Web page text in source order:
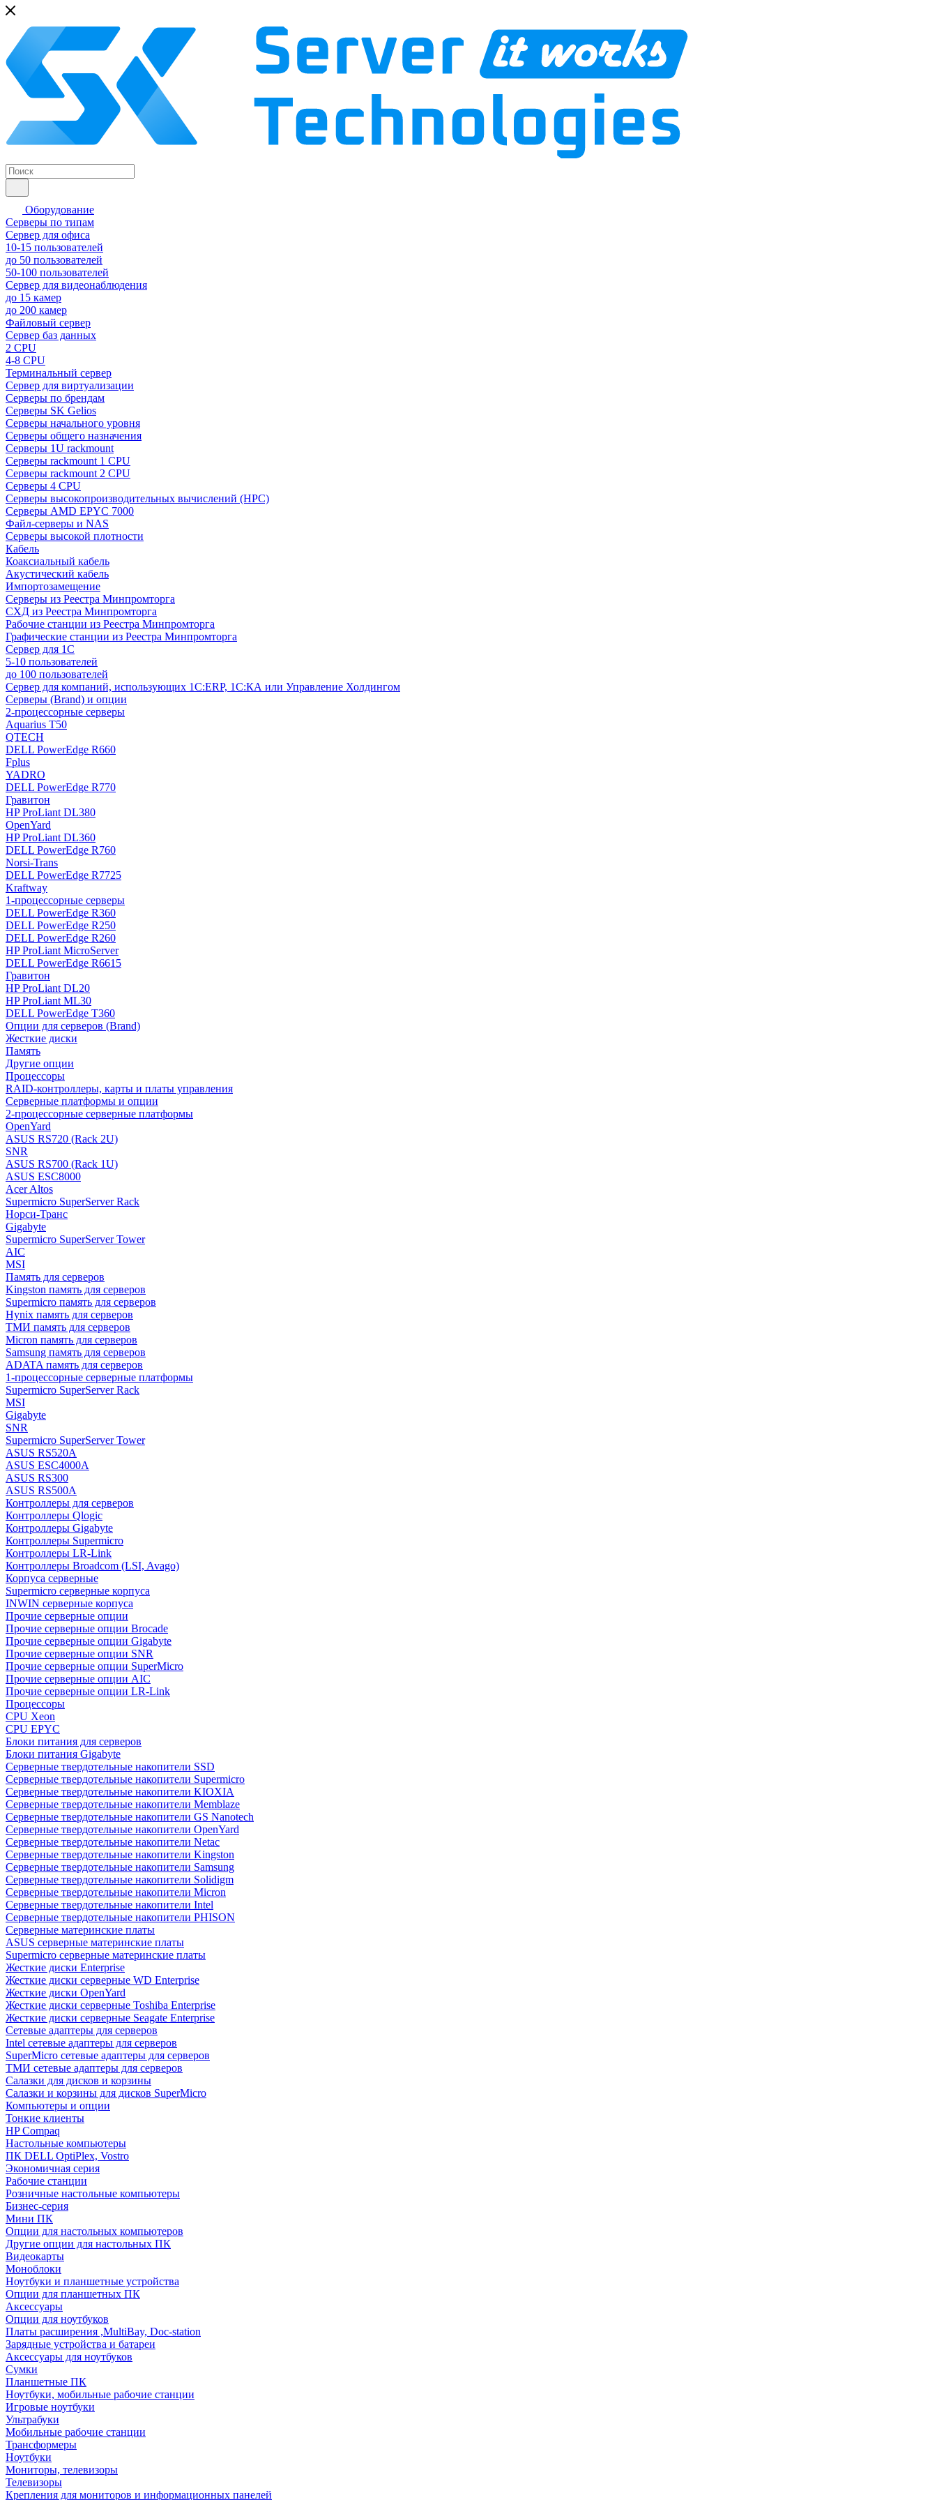
Оборудование
Серверы по типам
Сервер для офиса
10-15 пользователей
до 50 пользователей
50-100 пользователей
Сервер для видеонаблюдения
до 15 камер
до 200 камер
Файловый сервер
Сервер баз данных
2 CPU
4-8 CPU
Терминальный сервер
Сервер для виртуализации
Серверы по брендам
Серверы SK Gelios
Серверы начального уровня
Серверы общего назначения
Серверы 1U rackmount
Серверы rackmount 1 CPU
Серверы rackmount 2 CPU
Серверы 4 CPU
Серверы высокопроизводительных вычислений (HPC)
Серверы AMD EPYC 7000
Файл-серверы и NAS
Серверы высокой плотности
Кабель
Коаксиальный кабель
Акустический кабель
Импортозамещение
Серверы из Реестра Минпромторга
СХД из Реестра Минпромторга
Рабочие станции из Реестра Минпромторга
Графические станции из Реестра Минпромторга
Сервер для 1С
5-10 пользователей
до 100 пользователей
Сервер для компаний, использующих 1C:ERP, 1С:КА или Управление Холдингом
Серверы (Brand) и опции
2-процессорные серверы
Aquarius T50
QTECH
DELL PowerEdge R660
Fplus
YADRO
DELL PowerEdge R770
Гравитон
HP ProLiant DL380
OpenYard
HP ProLiant DL360
DELL PowerEdge R760
Norsi-Trans
DELL PowerEdge R7725
Kraftway
1-процессорные серверы
DELL PowerEdge R360
DELL PowerEdge R250
DELL PowerEdge R260
HP ProLiant MicroServer
DELL PowerEdge R6615
Гравитон
HP ProLiant DL20
HP ProLiant ML30
DELL PowerEdge T360
Опции для серверов (Brand)
Жесткие диски
Память
Другие опции
Процессоры
RAID-контроллеры, карты и платы управления
Серверные платформы и опции
2-процессорные серверные платформы
OpenYard
ASUS RS720 (Rack 2U)
SNR
ASUS RS700 (Rack 1U)
ASUS ESC8000
Acer Altos
Supermicro SuperServer Rack
Норси-Транс
Gigabyte
Supermicro SuperServer Tower
AIC
MSI
Память для серверов
Kingston память для серверов
Supermicro память для серверов
Hynix память для серверов
ТМИ память для серверов
Micron память для серверов
Samsung память для серверов
ADATA память для серверов
1-процессорные серверные платформы
Supermicro SuperServer Rack
MSI
Gigabyte
SNR
Supermicro SuperServer Tower
ASUS RS520A
ASUS ESC4000A
ASUS RS300
ASUS RS500A
Контроллеры для серверов
Контроллеры Qlogic
Контроллеры Gigabyte
Контроллеры Supermicro
Контроллеры LR-Link
Контроллеры Broadcom (LSI, Avago)
Корпуса серверные
Supermicro серверные корпуса
INWIN серверные корпуса
Прочие серверные опции
Прочие серверные опции Brocade
Прочие серверные опции Gigabyte
Прочие серверные опции SNR
Прочие серверные опции SuperMicro
Прочие серверные опции AIC
Прочие серверные опции LR-Link
Процессоры
CPU Xeon
CPU EPYC
Блоки питания для серверов
Блоки питания Gigabyte
Серверные твердотельные накопители SSD
Cерверные твердотельные накопители Supermicro
Cерверные твердотельные накопители KIOXIA
Cерверные твердотельные накопители Memblaze
Cерверные твердотельные накопители GS Nanotech
Серверные твердотельные накопители OpenYard
Серверные твердотельные накопители Netac
Cерверные твердотельные накопители Kingston
Cерверные твердотельные накопители Samsung
Cерверные твердотельные накопители Solidigm
Cерверные твердотельные накопители Micron
Cерверные твердотельные накопители Intel
Cерверные твердотельные накопители PHISON
Серверные материнские платы
ASUS серверные материнские платы
Supermicro серверные материнские платы
Жесткие диски Enterprise
Жесткие диски серверные WD Enterprise
Жесткие диски OpenYard
Жесткие диски серверные Toshiba Enterprise
Жесткие диски серверные Seagate Enterprise
Сетевые адаптеры для серверов
Intel сетевые адаптеры для серверов
SuperMicro сетевые адаптеры для серверов
ТМИ сетевые адаптеры для серверов
Салазки для дисков и корзины
Салазки и корзины для дисков SuperMicro
Компьютеры и опции
Тонкие клиенты
HP Compaq
Настольные компьютеры
ПК DELL OptiPlex, Vostro
Экономичная серия
Рабочие станции
Розничные настольные компьютеры
Бизнес-серия
Мини ПК
Опции для настольных компьютеров
Другие опции для настольных ПК
Видеокарты
Моноблоки
Ноутбуки и планшетные устройства
Опции для планшетных ПК
Аксессуары
Опции для ноутбуков
Платы расширения ,MultiBay, Doc-station
Зарядные устройства и батареи
Аксессуары для ноутбуков
Сумки
Планшетные ПК
Ноутбуки, мобильные рабочие станции
Игровые ноутбуки
Ультрабуки
Мобильные рабочие станции
Трансформеры
Ноутбуки
Мониторы, телевизоры
Телевизоры
Крепления для мониторов и информационных панелей